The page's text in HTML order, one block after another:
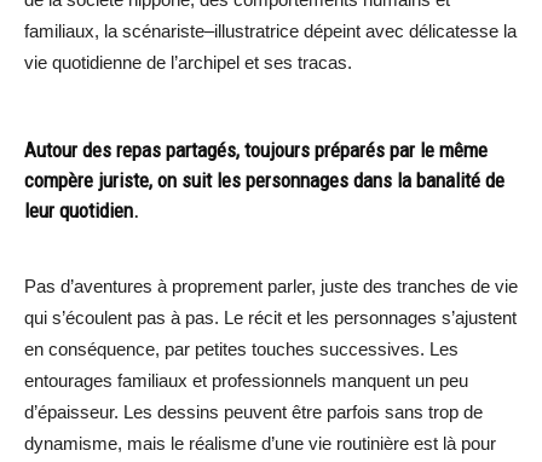
familiaux, la scénariste–illustratrice dépeint avec délicatesse la
vie quotidienne de l’archipel et ses tracas.
Autour des repas partagés, toujours préparés par le même
compère juriste, on suit les personnages dans la banalité de
leur quotidien.
Pas d’aventures à proprement parler, juste des tranches de vie
qui s’écoulent pas à pas. Le récit et les personnages s’ajustent
en conséquence, par petites touches successives. Les
entourages familiaux et professionnels manquent un peu
d’épaisseur. Les dessins peuvent être parfois sans trop de
dynamisme, mais le réalisme d’une vie routinière est là pour